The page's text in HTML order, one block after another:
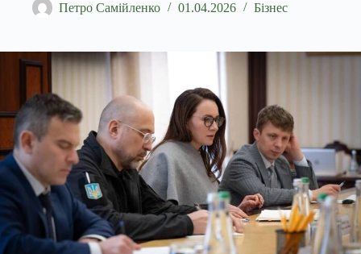
Петро Самійленко 01.04.2026 Бізнес